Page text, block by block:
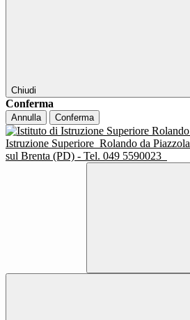
Chiudi
Conferma
Annulla Conferma
Istruzione Superiore Rolando da Piazzola
sul Brenta (PD) - Tel. 049 5590023